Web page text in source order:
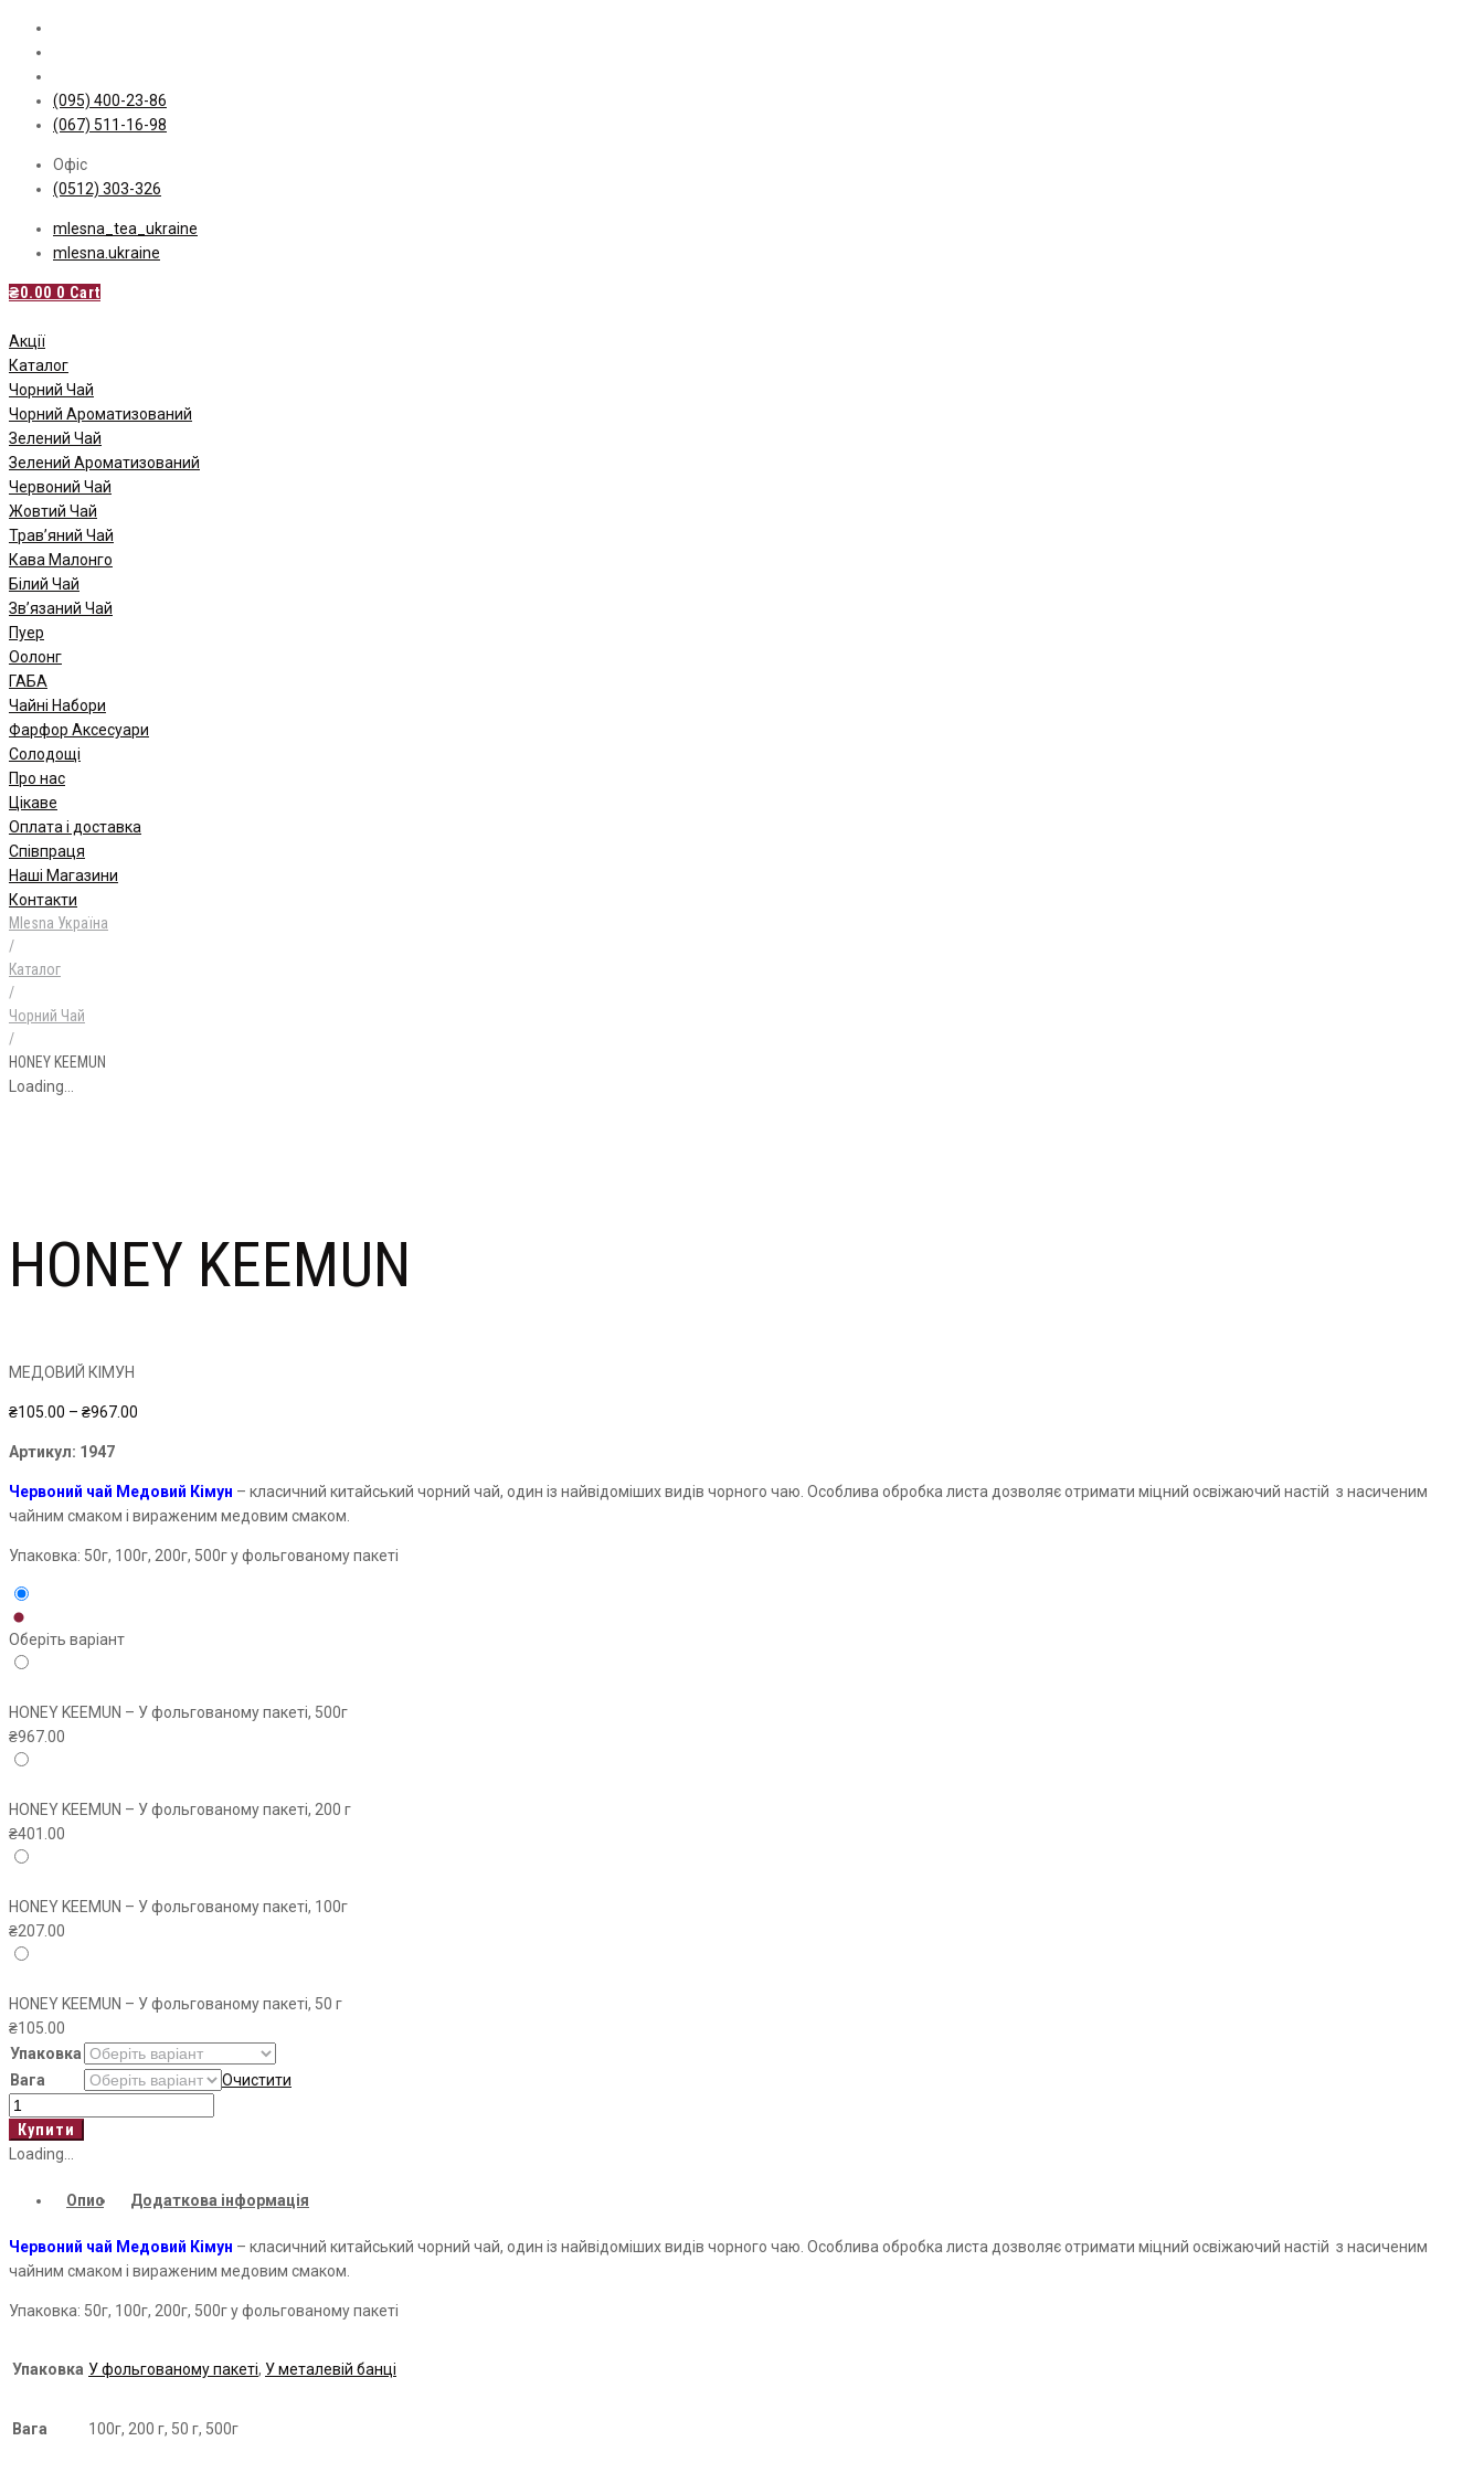
Skip
content
(095) 400-23-86
(067) 511-16-98
Офіс
(0512) 303-326
mlesna_tea_ukraine
mlesna.ukraine
₴0.00 0 Cart
Акції
Каталог
Чорний Чай
Чорний Ароматизований
Зелений Чай
Зелений Ароматизований
Червоний Чай
Жовтий Чай
Трав’яний Чай
Кава Малонго
Білий Чай
Зв’язаний Чай
Пуер
Oолонг
ГАБА
Чайні Набори
Фарфор Аксесуари
Солодощі
Про нас
Цікаве
Оплата і доставка
Співпраця
Наші Магазини
Контакти
Mlesna Україна
/
Каталог
/
Чорний Чай
/
HONEY KEEMUN
Loading...
HONEY KEEMUN
МЕДОВИЙ КІМУН
₴105.00 – ₴967.00
through
Артикул: 1947
Червоний чай Медовий Кімун – класичний китайський чорний чай, один із найвідоміших видів чорного чаю. Особлива обробка листа дозволяє отримати міцний освіжаючий настій з насиченим
чайним смаком і вираженим медовим смаком.
Упаковка: 50г, 100г, 200г, 500г у фольгованому пакеті
Оберіть варіант
HONEY KEEMUN – У фольгованому пакеті, 500г
₴967.00
HONEY KEEMUN – У фольгованому пакеті, 200 г
₴401.00
HONEY KEEMUN – У фольгованому пакеті, 100г
₴207.00
HONEY KEEMUN – У фольгованому пакеті, 50 г
₴105.00
Упаковка
Вага
Очистити
HONEY
KEEMUN
кількість
Купити
Loading...
Опис Додаткова інформація
Червоний чай Медовий Кімун – класичний китайський чорний чай, один із найвідоміших видів чорного чаю. Особлива обробка листа дозволяє отримати міцний освіжаючий настій з насиченим
чайним смаком і вираженим медовим смаком.
Упаковка: 50г, 100г, 200г, 500г у фольгованому пакеті
Упаковка У фольгованому пакеті, У металевій банці
Вага 100г, 200 г, 50 г, 500г